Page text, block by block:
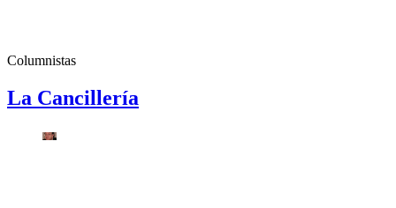
Columnistas
La Cancillería